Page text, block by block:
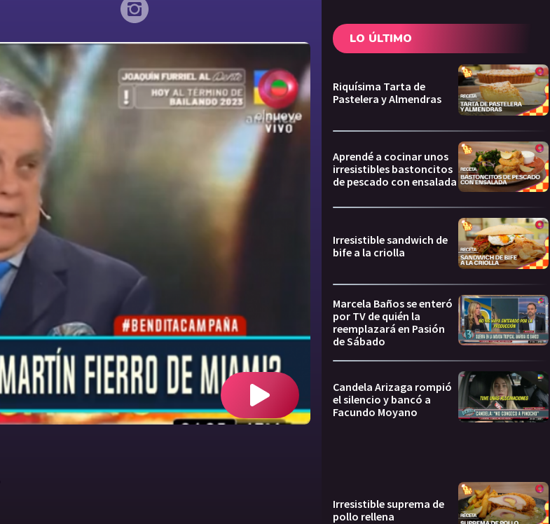
LO ÚLTIMO
Riquísima Tarta de
Pastelera y Almendras
Aprendé a cocinar unos
irresistibles bastoncitos
de pescado con ensalada
Irresistible sandwich de
bife a la criolla
Marcela Baños se enteró
por TV de quién la
reemplazará en Pasión
de Sábado
Candela Arizaga rompió
el silencio y bancó a
Facundo Moyano
Irresistible suprema de
pollo rellena